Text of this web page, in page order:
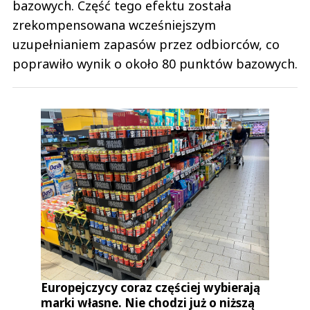
bazowych. Część tego efektu została
zrekompensowana wcześniejszym
uzupełnianiem zapasów przez odbiorców, co
poprawiło wynik o około 80 punktów bazowych.
Europejczycy coraz częściej wybierają
marki własne. Nie chodzi już o niższą